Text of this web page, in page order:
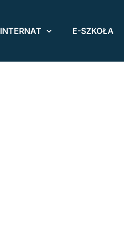
INTERNAT E-SZKOŁA